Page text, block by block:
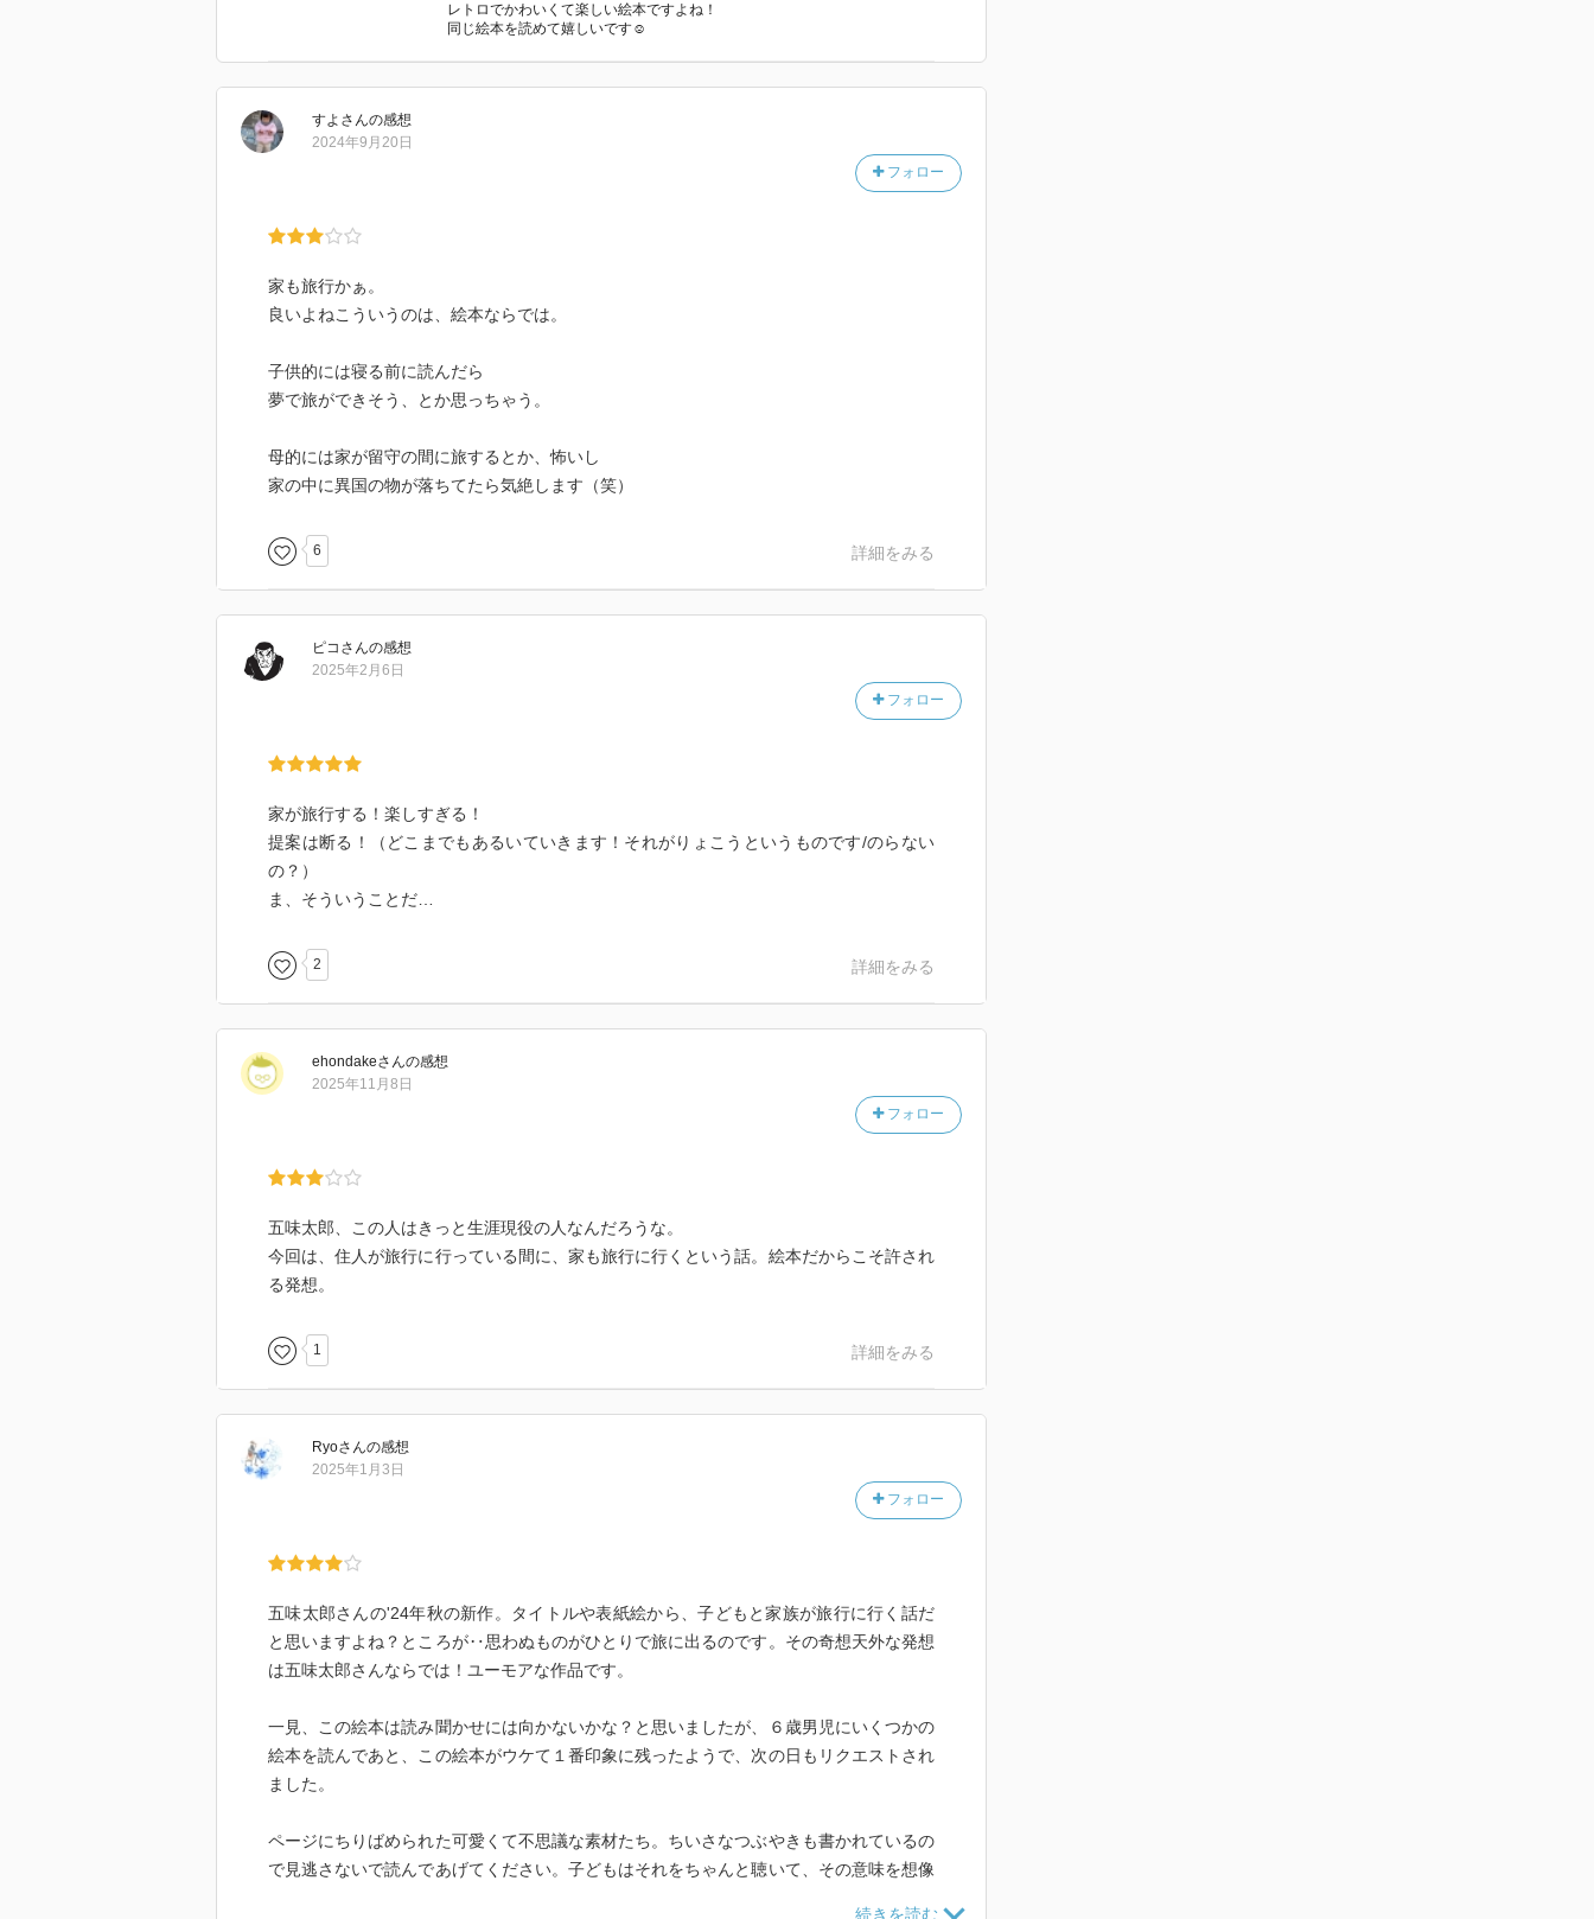
レトロでかわいくて楽しい絵本ですよね！
同じ絵本を読めて嬉しいです☺️
すよ さんの感想
フォロー
2024年9月20日
家も旅行かぁ。
良いよねこういうのは、絵本ならでは。
子供的には寝る前に読んだら
夢で旅ができそう、とか思っちゃう。
母的には家が留守の間に旅するとか、怖いし
家の中に異国の物が落ちてたら気絶します（笑）
6 詳細をみる
ピコ さんの感想
フォロー
2025年2月6日
家が旅行する！楽しすぎる！
提案は断る！（どこまでもあるいていきます！それがりょこうというものです/のらない
の？）
ま、そういうことだ…
2 詳細をみる
ehondakeさんの感想
フォロー
2025年11月8日
五味太郎、この人はきっと生涯現役の人なんだろうな。
今回は、住人が旅行に行っている間に、家も旅行に行くという話。絵本だからこそ許され
る発想。
1 詳細をみる
Ryoさんの感想
フォロー
2025年1月3日
五味太郎さんの'24年秋の新作。タイトルや表紙絵から、子どもと家族が旅行に行く話だ
と思いますよね？ところが‥思わぬものがひとりで旅に出るのです。その奇想天外な発想
は五味太郎さんならでは！ユーモアな作品です。
一見、この絵本は読み聞かせには向かないかな？と思いましたが、６歳男児にいくつかの
絵本を読んであと、この絵本がウケて１番印象に残ったようで、次の日もリクエストされ
ました。
ページにちりばめられた可愛くて不思議な素材たち。ちいさなつぶやきも書かれているの
で見逃さないで読んであげてください。子どもはそれをちゃんと聴いて、その意味を想像